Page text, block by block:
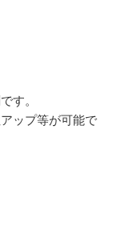
す。
ップ等が可能で